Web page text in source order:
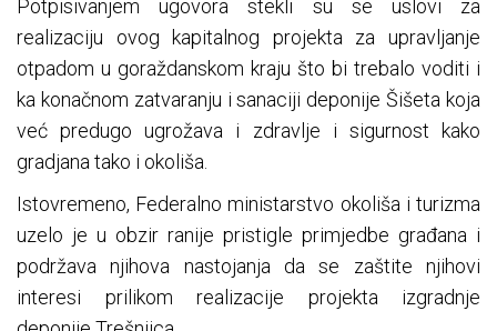
Potpisivanjem ugovora stekli su se uslovi za
realizaciju ovog kapitalnog projekta za upravljanje
otpadom u goraždanskom kraju što bi trebalo voditi i
ka konačnom zatvaranju i sanaciji deponije Šišeta koja
već predugo ugrožava i zdravlje i sigurnost kako
gradjana tako i okoliša.
Istovremeno, Federalno ministarstvo okoliša i turizma
uzelo je u obzir ranije pristigle primjedbe građana i
podržava njihova nastojanja da se zaštite njihovi
interesi prilikom realizacije projekta izgradnje